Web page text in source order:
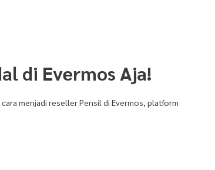
di Evermos Aja!
menjadi reseller Pensil di Evermos, platform